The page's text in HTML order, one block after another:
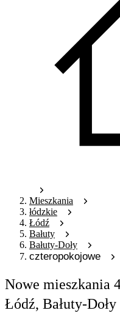
Mieszkania
łódzkie
Łódź
Bałuty
Bałuty-Doły
czteropokojowe
Nowe mieszkania
Łódź, Bałuty-Doły